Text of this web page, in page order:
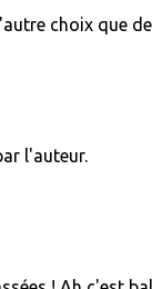
choix que
l'auteur.